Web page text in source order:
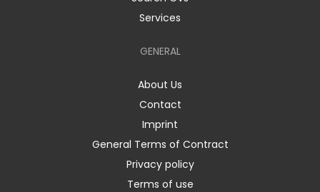
Services
GENERAL
About Us
Contact
Imprint
General Terms of Contract
Privacy policy
Terms of use